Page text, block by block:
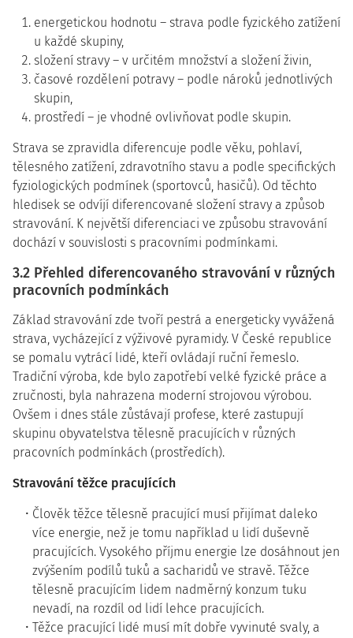
energetickou hodnotu – strava podle fyzického zatížení
u každé skupiny,
složení stravy – v určitém množství a složení živin,
časové rozdělení potravy – podle nároků jednotlivých
skupin,
prostředí – je vhodné ovlivňovat podle skupin.
Strava se zpravidla diferencuje podle věku, pohlaví,
tělesného zatížení, zdravotního stavu a podle specifických
fyziologických podmínek (sportovců, hasičů). Od těchto
hledisek se odvíjí diferencované složení stravy a způsob
stravování. K největší diferenciaci ve způsobu stravování
dochází v souvislosti s pracovními podmínkami.
3.2 Přehled diferencovaného stravování v různých
pracovních podmínkách
Základ stravování zde tvoří pestrá a energeticky vyvážená
strava, vycházející z výživové pyramidy. V České republice
se pomalu vytrácí lidé, kteří ovládají ruční řemeslo.
Tradiční výroba, kde bylo zapotřebí velké fyzické práce a
zručnosti, byla nahrazena moderní strojovou výrobou.
Ovšem i dnes stále zůstávají profese, které zastupují
skupinu obyvatelstva tělesně pracujících v různých
pracovních podmínkách (prostředích).
Stravování těžce pracujících
Člověk těžce tělesně pracující musí přijímat daleko
více energie, než je tomu například u lidí duševně
pracujících. Vysokého příjmu energie lze dosáhnout jen
zvýšením podílů tuků a sacharidů ve stravě. Těžce
tělesně pracujícím lidem nadměrný konzum tuku
nevadí, na rozdíl od lidí lehce pracujících.
Těžce pracující lidé musí mít dobře vyvinuté svaly, a